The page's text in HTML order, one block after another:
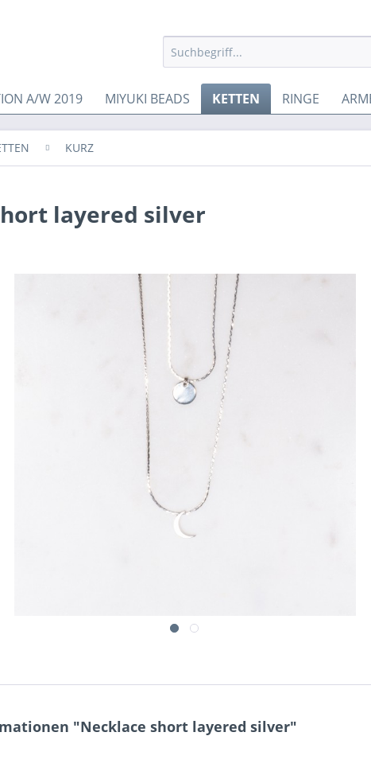
A/W 2019 MIYUKI BEADS KETTEN RINGE
KURZ
layered silver
"Necklace short layered silver"